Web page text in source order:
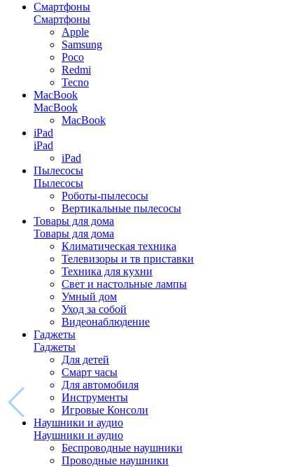
Смартфоны
Смартфоны
Apple
Samsung
Poco
Redmi
Tecno
MacBook
MacBook
MacBook
iPad
iPad
iPad
Пылесосы
Пылесосы
Роботы-пылесосы
Вертикальные пылесосы
Товары для дома
Товары для дома
Климатическая техника
Телевизоры и тв приставки
Техника для кухни
Свет и настольные лампы
Умный дом
Уход за собой
Видеонаблюдение
Гаджеты
Гаджеты
Для детей
Смарт часы
Для автомобиля
Инструменты
Игровые Консоли
Наушники и аудио
Наушники и аудио
Беспроводные наушники
Проводные наушники